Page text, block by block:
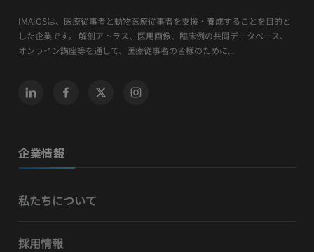
IMAIOSは、医療従事者と動物医療従事者を支援・養成することを目的と
した企業です。 解剖アトラス、医用画像、臨床例の共同データベース、
オンライン講座等を通して、医療従事者の皆様のために...
企業情報
私たちについて
採用情報